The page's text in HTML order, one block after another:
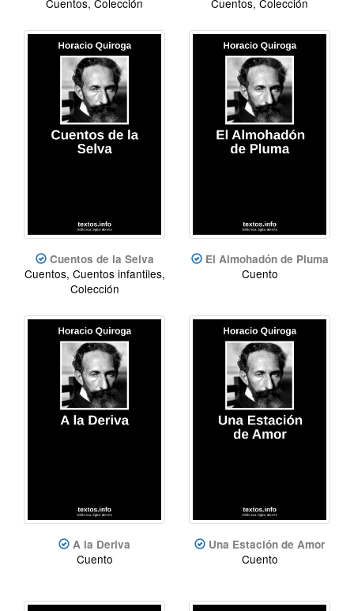
Cuentos de la Selva
Cuentos, Cuentos infantiles,
Colección
El Almohadón de Pluma
Cuento
A la Deriva
Cuento
Una Estación de Amor
Cuento